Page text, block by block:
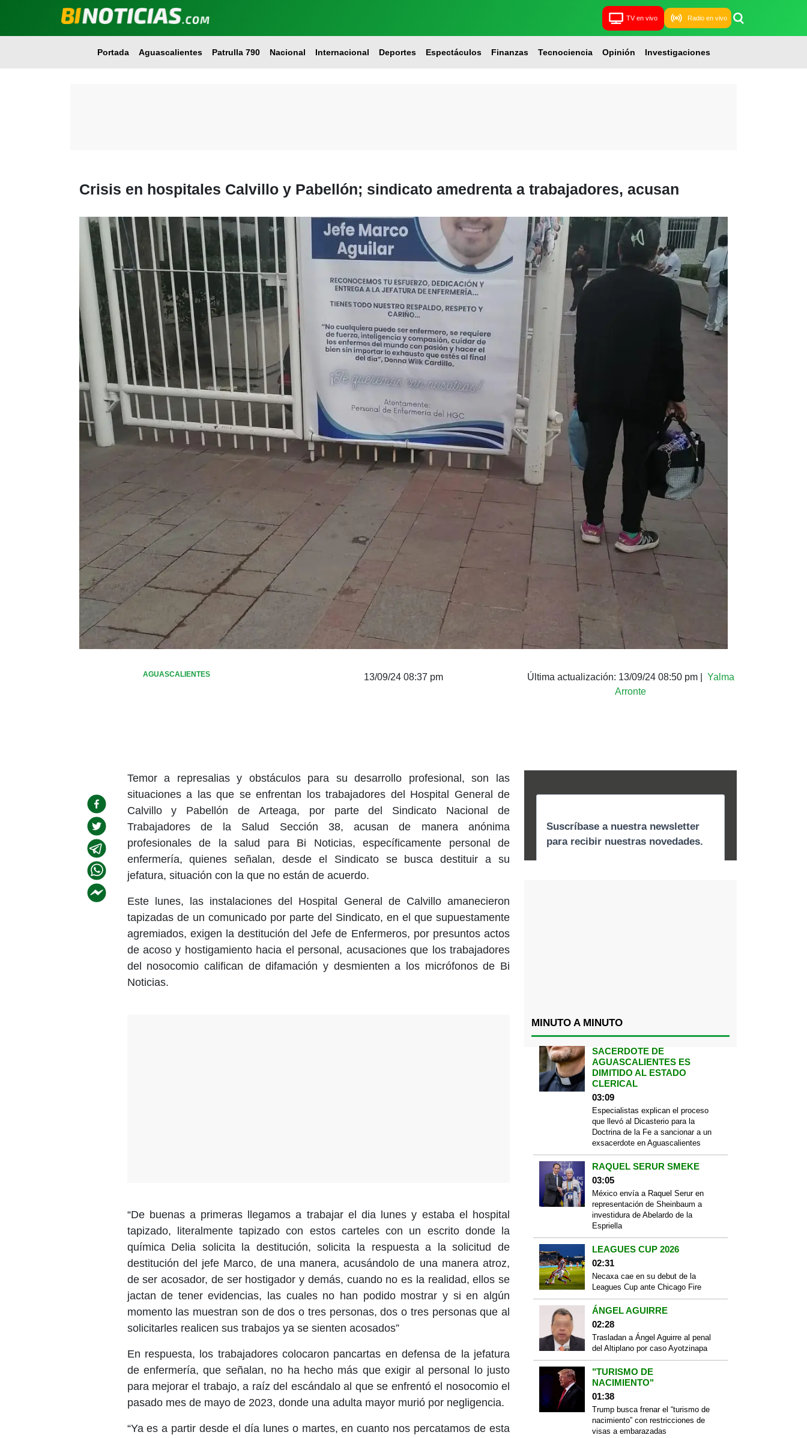
TV en vivo Radio en vivo
Portada Aguascalientes Patrulla 790 Nacional Internacional Deportes Espectáculos Finanzas Tecnociencia Opinión Investigaciones
Crisis en hospitales Calvillo y Pabellón; sindicato amedrenta a trabajadores, acusan
AGUASCALIENTES 13/09/24 08:37 pm Última actualización: 13/09/24 08:50 pm|
Yalma
Arronte
Temor a represalias y obstáculos para su desarrollo profesional, son las
situaciones a las que se enfrentan los trabajadores del Hospital General de
Calvillo y Pabellón de Arteaga, por parte del Sindicato Nacional de
Trabajadores de la Salud Sección 38, acusan de manera anónima
profesionales de la salud para Bi Noticias, específicamente personal de
enfermería, quienes señalan, desde el Sindicato se busca destituir a su
jefatura, situación con la que no están de acuerdo.
Este lunes, las instalaciones del Hospital General de Calvillo amanecieron
tapizadas de un comunicado por parte del Sindicato, en el que supuestamente
agremiados, exigen la destitución del Jefe de Enfermeros, por presuntos actos
de acoso y hostigamiento hacia el personal, acusaciones que los trabajadores
del nosocomio califican de difamación y desmienten a los micrófonos de Bi
Noticias.
“De buenas a primeras llegamos a trabajar el dia lunes y estaba el hospital
tapizado, literalmente tapizado con estos carteles con un escrito donde la
química Delia solicita la destitución, solicita la respuesta a la solicitud de
destitución del jefe Marco, de una manera, acusándolo de una manera atroz,
de ser acosador, de ser hostigador y demás, cuando no es la realidad, ellos se
jactan de tener evidencias, las cuales no han podido mostrar y si en algún
momento las muestran son de dos o tres personas, dos o tres personas que al
solicitarles realicen sus trabajos ya se sienten acosados”
En respuesta, los trabajadores colocaron pancartas en defensa de la jefatura
de enfermería, que señalan, no ha hecho más que exigir al personal lo justo
para mejorar el trabajo, a raíz del escándalo al que se enfrentó el nosocomio el
pasado mes de mayo de 2023, donde una adulta mayor murió por negligencia.
“Ya es a partir desde el día lunes o martes, en cuanto nos percatamos de esta
MINUTO A MINUTO
SACERDOTE DE
AGUASCALIENTES ES
DIMITIDO AL ESTADO
CLERICAL
03:09
Especialistas explican el proceso
que llevó al Dicasterio para la
Doctrina de la Fe a sancionar a un
exsacerdote en Aguascalientes
RAQUEL SERUR SMEKE
03:05
México envía a Raquel Serur en
representación de Sheinbaum a
investidura de Abelardo de la
Espriella
LEAGUES CUP 2026
02:31
Necaxa cae en su debut de la
Leagues Cup ante Chicago Fire
ÁNGEL AGUIRRE
02:28
Trasladan a Ángel Aguirre al penal
del Altiplano por caso Ayotzinapa
"TURISMO DE
NACIMIENTO"
01:38
Trump busca frenar el “turismo de
nacimiento” con restricciones de
visas a embarazadas